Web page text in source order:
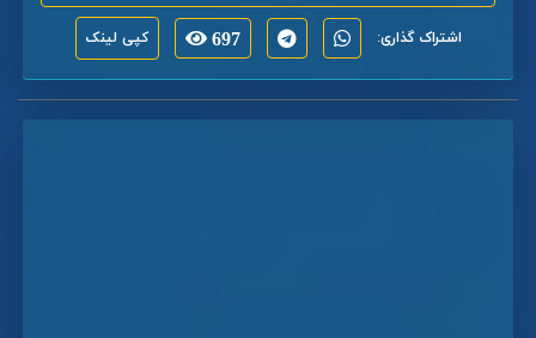
اشتراک گذاری: 697 کپی لینک